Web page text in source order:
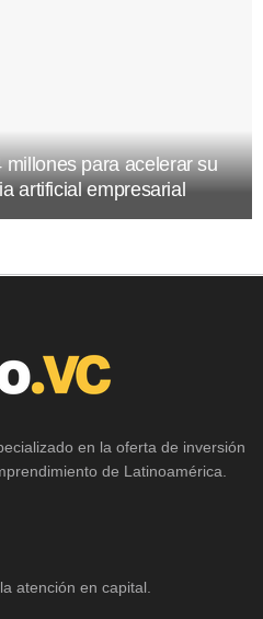
para acelerar su
artificial empresarial
en la oferta de inversión
de Latinoamérica.
atención en capital.